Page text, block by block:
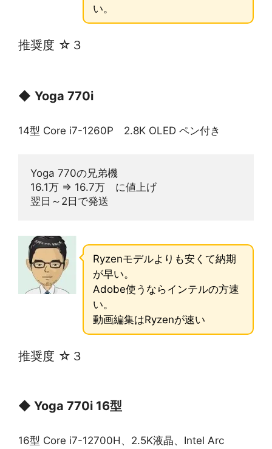
い。
推奨度 ☆３
◆ Yoga 770i
14型 Core i7-1260P 2.8K OLED ペン付き
Yoga 770の兄弟機
16.1万 ⇒ 16.7万　に値上げ
翌日～2日で発送
Ryzenモデルよりも安くて納期
が早い。
Adobe使うならインテルの方速
い。
動画編集はRyzenが速い
推奨度 ☆３
◆ Yoga 770i 16型
16型 Core i7-12700H、2.5K液晶、Intel Arc